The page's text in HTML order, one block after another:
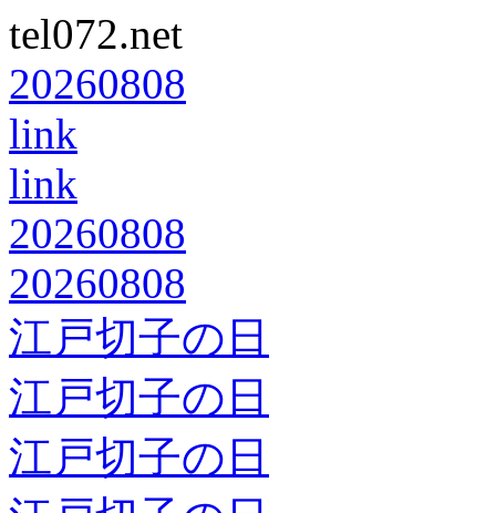
tel072.net
20260808
link
link
20260808
20260808
江戸切子の日
江戸切子の日
江戸切子の日